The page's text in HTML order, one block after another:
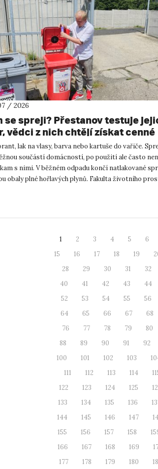
/ 2026
se spreji? Přestanov testuje
vědci z nich chtějí získat cenné
lak na vlasy, barva nebo kartuše do vařiče.
součástí domácností, po použití ale často
s nimi. V běžném odpadu končí natlakované
obaly plné hořlavých plynů. Fakulta životního
1 2 3 4 5 6
15
16 17 18 19
28
29 30 31 32
40
41 42 43 44
52
53 54 55 56
64
65 66 67 68
76
77 78 79 80
88
89 90 91 92
100
101 102 103
111
112 113 114
122
123 124 125
133
134 135 136
144
145 146 147
155
156 157 158
166
167 168 169
177
178 179 180